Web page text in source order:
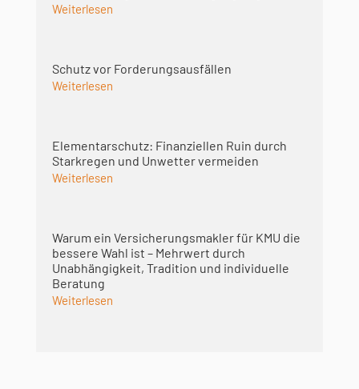
Weiterlesen
Schutz vor Forderungsausfällen
Weiterlesen
Elementarschutz: Finanziellen Ruin durch
Starkregen und Unwetter vermeiden
Weiterlesen
Warum ein Versicherungsmakler für KMU die
bessere Wahl ist – Mehrwert durch
Unabhängigkeit, Tradition und individuelle
Beratung
Weiterlesen